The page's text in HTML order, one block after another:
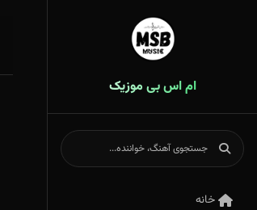
ام اس بی موزیک
خانه